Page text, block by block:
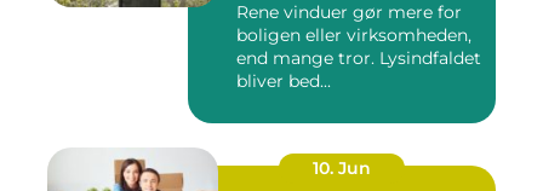
Rene vinduer gør mere for
boligen eller virksomheden,
end mange tror. Lysindfaldet
bliver bed...
10. Jun